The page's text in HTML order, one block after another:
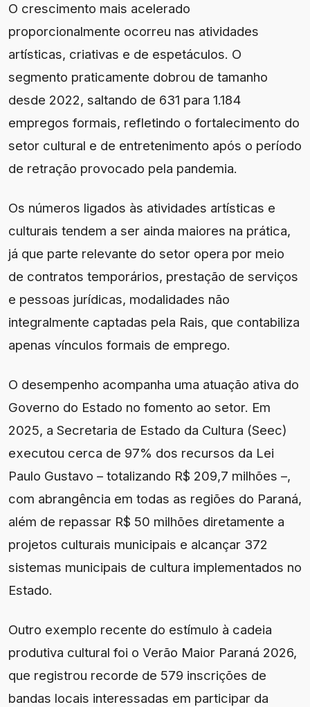
O crescimento mais acelerado
proporcionalmente ocorreu nas atividades
artísticas, criativas e de espetáculos. O
segmento praticamente dobrou de tamanho
desde 2022, saltando de 631 para 1.184
empregos formais, refletindo o fortalecimento do
setor cultural e de entretenimento após o período
de retração provocado pela pandemia.
Os números ligados às atividades artísticas e
culturais tendem a ser ainda maiores na prática,
já que parte relevante do setor opera por meio
de contratos temporários, prestação de serviços
e pessoas jurídicas, modalidades não
integralmente captadas pela Rais, que contabiliza
apenas vínculos formais de emprego.
O desempenho acompanha uma atuação ativa do
Governo do Estado no fomento ao setor. Em
2025, a Secretaria de Estado da Cultura (Seec)
executou cerca de 97% dos recursos da Lei
Paulo Gustavo – totalizando R$ 209,7 milhões –,
com abrangência em todas as regiões do Paraná,
além de repassar R$ 50 milhões diretamente a
projetos culturais municipais e alcançar 372
sistemas municipais de cultura implementados no
Estado.
Outro exemplo recente do estímulo à cadeia
produtiva cultural foi o Verão Maior Paraná 2026,
que registrou recorde de 579 inscrições de
bandas locais interessadas em participar da